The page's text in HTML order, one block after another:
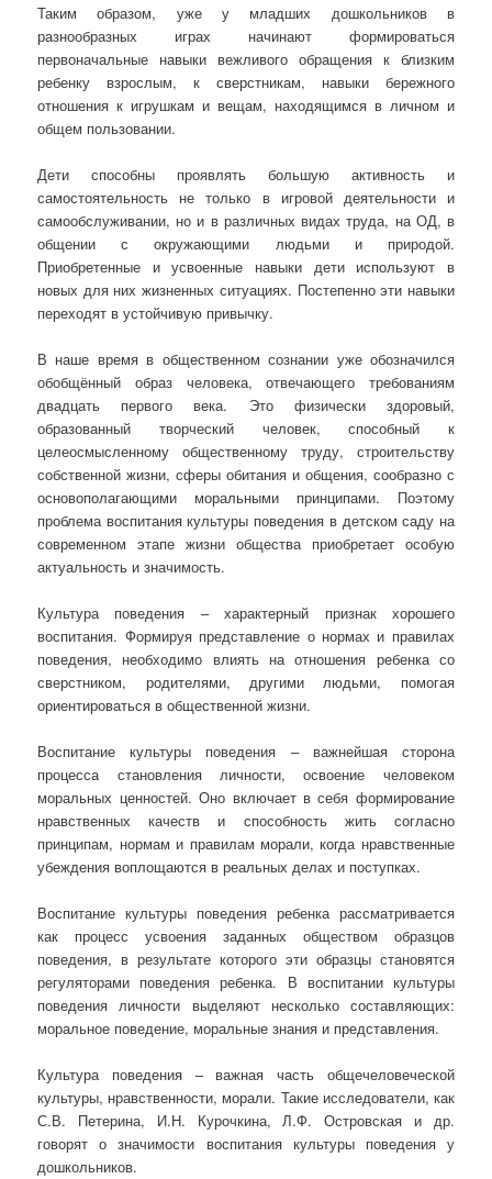
Таким образом, уже у младших дошкольников в
разнообразных играх начинают формироваться
первоначальные навыки вежливого обращения к близким
ребенку взрослым, к сверстникам, навыки бережного
отношения к игрушкам и вещам, находящимся в личном и
общем пользовании.
Дети способны проявлять большую активность и
самостоятельность не только в игровой деятельности и
самообслуживании, но и в различных видах труда, на ОД, в
общении с окружающими людьми и природой.
Приобретенные и усвоенные навыки дети используют в
новых для них жизненных ситуациях. Постепенно эти навыки
переходят в устойчивую привычку.
В наше время в общественном сознании уже обозначился
обобщённый образ человека, отвечающего требованиям
двадцать первого века. Это физически здоровый,
образованный творческий человек, способный к
целеосмысленному общественному труду, строительству
собственной жизни, сферы обитания и общения, сообразно с
основополагающими моральными принципами. Поэтому
проблема воспитания культуры поведения в детском саду на
современном этапе жизни общества приобретает особую
актуальность и значимость.
Культура поведения – характерный признак хорошего
воспитания. Формируя представление о нормах и правилах
поведения, необходимо влиять на отношения ребенка со
сверстником, родителями, другими людьми, помогая
ориентироваться в общественной жизни.
Воспитание культуры поведения – важнейшая сторона
процесса становления личности, освоение человеком
моральных ценностей. Оно включает в себя формирование
нравственных качеств и способность жить согласно
принципам, нормам и правилам морали, когда нравственные
убеждения воплощаются в реальных делах и поступках.
Воспитание культуры поведения ребенка рассматривается
как процесс усвоения заданных обществом образцов
поведения, в результате которого эти образцы становятся
регуляторами поведения ребенка. В воспитании культуры
поведения личности выделяют несколько составляющих:
моральное поведение, моральные знания и представления.
Культура поведения – важная часть общечеловеческой
культуры, нравственности, морали. Такие исследователи, как
С.В. Петерина, И.Н. Курочкина, Л.Ф. Островская и др.
говорят о значимости воспитания культуры поведения у
дошкольников.